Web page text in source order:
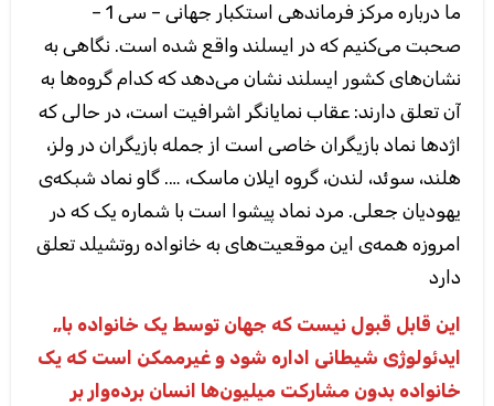
ما درباره مرکز فرماندهی استکبار جهانی – سی 1 –
صحبت می‌کنیم که در ایسلند واقع شده است. نگاهی به
نشان‌های کشور ایسلند نشان می‌دهد که کدام گروه‌ها به
آن تعلق دارند: عقاب نمایانگر اشرافیت است، در حالی که
اژدها نماد بازیگران خاصی است از جمله بازیگران در ولز،
هلند، سوئد، لندن، گروه ایلان ماسک، …. گاو نماد شبکه‌ی
یهودیان جعلی. مرد نماد پیشوا است با شماره یک که در
امروزه همه‌ی این موقعیت‌های به خانواده روتشیلد تعلق
دارد
„این قابل قبول نیست که جهان توسط یک خانواده با
ایدئولوژی شیطانی اداره شود و غیرممکن است که یک
خانواده بدون مشارکت میلیون‌ها انسان برده‌وار بر